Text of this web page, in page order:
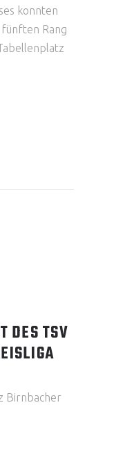
konnten
Rang
DES TSV
Birnbacher